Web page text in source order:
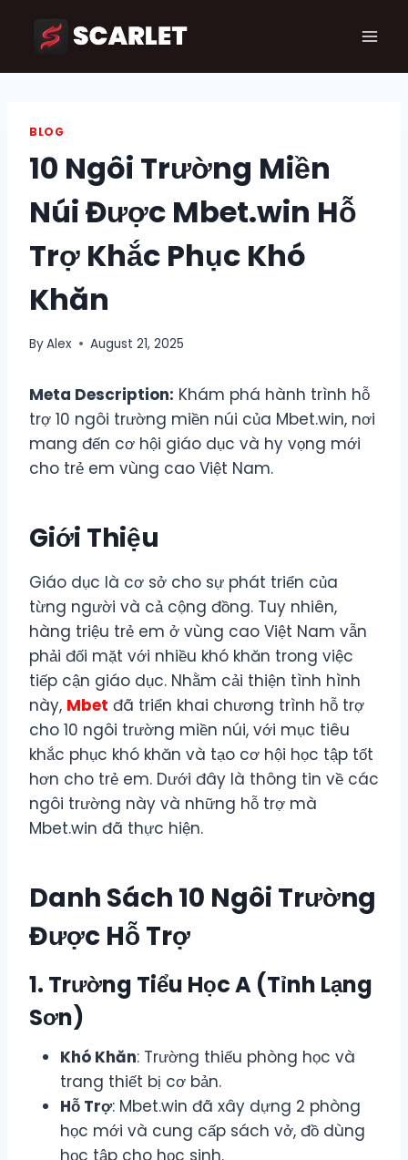
BLOG
10 Ngôi Trường Miền
Núi Được Mbet.win Hỗ
Trợ Khắc Phục Khó
Khăn
ByAlex August 21, 2025
Meta Description: Khám phá hành trình hỗ
trợ 10 ngôi trường miền núi của Mbet.win, nơi
mang đến cơ hội giáo dục và hy vọng mới
cho trẻ em vùng cao Việt Nam.
Giới Thiệu
Giáo dục là cơ sở cho sự phát triển của
từng người và cả cộng đồng. Tuy nhiên,
hàng triệu trẻ em ở vùng cao Việt Nam vẫn
phải đối mặt với nhiều khó khăn trong việc
tiếp cận giáo dục. Nhằm cải thiện tình hình
này, Mbet đã triển khai chương trình hỗ trợ
cho 10 ngôi trường miền núi, với mục tiêu
khắc phục khó khăn và tạo cơ hội học tập tốt
hơn cho trẻ em. Dưới đây là thông tin về các
ngôi trường này và những hỗ trợ mà
Mbet.win đã thực hiện.
Danh Sách 10 Ngôi Trường
Được Hỗ Trợ
1. Trường Tiểu Học A (Tỉnh Lạng
Sơn)
Khó Khăn: Trường thiếu phòng học và
trang thiết bị cơ bản.
Hỗ Trợ: Mbet.win đã xây dựng 2 phòng
học mới và cung cấp sách vở, đồ dùng
học tập cho học sinh.